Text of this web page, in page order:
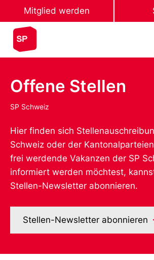
Mitglied werden
Offene Stellen
SP Schweiz
Hier finden sich
Schweiz oder der
frei werdende Vakanzen der SP
informiert werden möchtest,
Stellen-Newsletter abonnieren.
Stellen-Newsletter abonnieren